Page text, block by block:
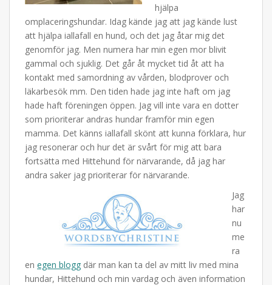
hjälpa
omplaceringshundar. Idag kände jag att jag kände lust
att hjälpa iallafall en hund, och det jag åtar mig det
genomför jag. Men numera har min egen mor blivit
gammal och sjuklig. Det går åt mycket tid åt att ha
kontakt med samordning av vården, blodprover och
läkarbesök mm. Den tiden hade jag inte haft om jag
hade haft föreningen öppen. Jag vill inte vara en dotter
som prioriterar andras hundar framför min egen
mamma. Det känns iallafall skönt att kunna förklara, hur
jag resonerar och hur det är svårt för mig att bara
fortsätta med Hittehund för närvarande, då jag har
andra saker jag prioriterar för närvarande.
Jag
har
nu
me
ra
en egen blogg där man kan ta del av mitt liv med mina
hundar, Hittehund och min vardag och även information